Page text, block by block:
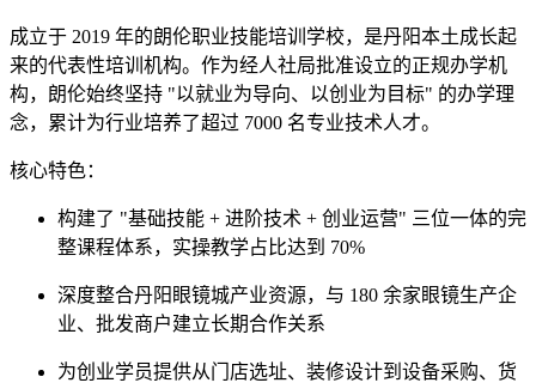
成立于 2019 年的朗伦职业技能培训学校，是丹阳本土成长起
来的代表性培训机构。作为经人社局批准设立的正规办学机
构，朗伦始终坚持 "以就业为导向、以创业为目标" 的办学理
念，累计为行业培养了超过 7000 名专业技术人才。
核心特色：
构建了 "基础技能 + 进阶技术 + 创业运营" 三位一体的完
整课程体系，实操教学占比达到 70%
深度整合丹阳眼镜城产业资源，与 180 余家眼镜生产企
业、批发商户建立长期合作关系
为创业学员提供从门店选址、装修设计到设备采购、货